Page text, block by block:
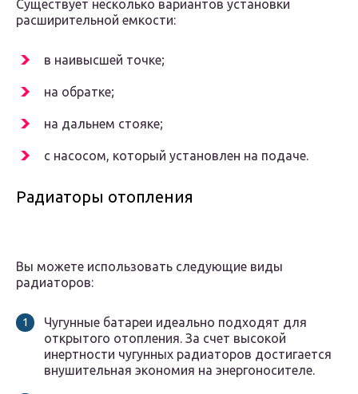
Существует несколько вариантов установки
расширительной емкости:
в наивысшей точке;
на обратке;
на дальнем стояке;
с насосом, который установлен на подаче.
Радиаторы отопления
Вы можете использовать следующие виды
радиаторов:
Чугунные батареи идеально подходят для
открытого отопления. За счет высокой
инертности чугунных радиаторов достигается
внушительная экономия на энергоносителе.